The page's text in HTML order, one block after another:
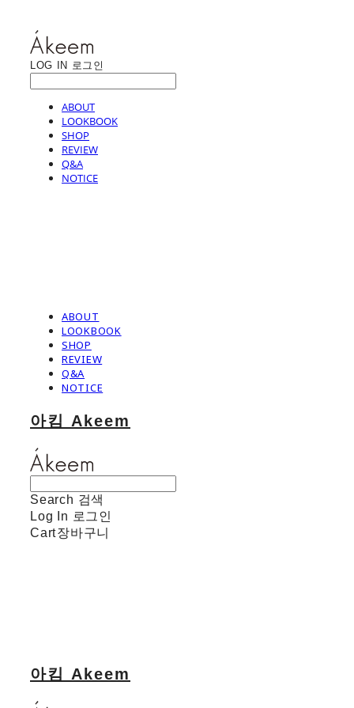
LOG IN 로그인
ABOUT
LOOKBOOK
SHOP
REVIEW
Q&A
NOTICE
ABOUT
LOOKBOOK
SHOP
REVIEW
Q&A
NOTICE
아킴 Akeem
Search 검색
Log In 로그인
Cart장바구니
아킴 Akeem